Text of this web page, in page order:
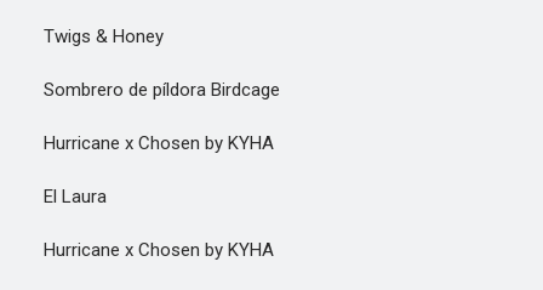
Twigs & Honey
Sombrero de píldora Birdcage
Hurricane x Chosen by KYHA
El Laura
Hurricane x Chosen by KYHA